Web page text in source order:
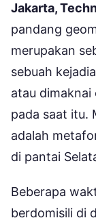
Jakarta,
pandang
merupakan
sebuah
atau dimaknai
pada saat itu.
adalah
di pantai
Beberapa
berdomisili di